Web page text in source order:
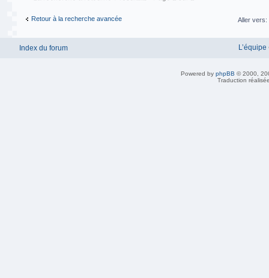
Retour à la recherche avancée Aller vers:
Index du forum L’équipe
Powered by phpBB © 2000,
Traduction